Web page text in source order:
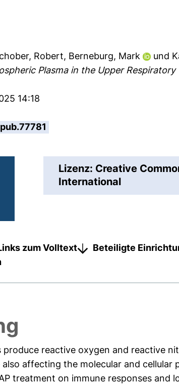
Robert, Berneburg, Mark und
Plasma in the Upper Respiratory
14:18
Lizenz: Creative
International
zum Volltext Beteiligte
produce reactive oxygen and reactive
affecting the molecular and cellular
treatment on immune responses and